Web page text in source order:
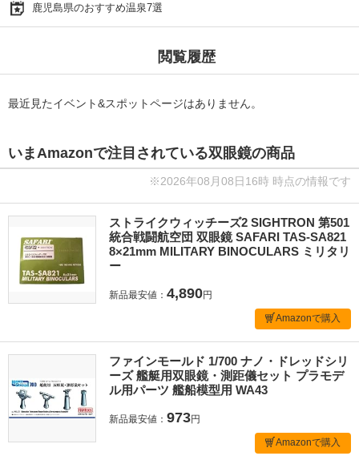
鹿児島県のおすすめ温泉7選
閲覧履歴
最近見たイベント&スポットページはありません。
いまAmazonで注目されている双眼鏡の商品
※2026年08月08日16時 時点の情報です
ストライクウィッチーズ2 SIGHTRON 第501
統合戦闘航空団 双眼鏡 SAFARI TAS-SA821
8×21mm MILITARY BINOCULARS ミリタリ
ー
新品最安値： 4,890円
Amazonで購入
ファインモールド 1/700 ナノ・ドレッドシリ
ーズ 艦艇用双眼鏡・測距儀セット プラモデ
ル用パーツ 艦船模型用 WA43
新品最安値： 973円
Amazonで購入